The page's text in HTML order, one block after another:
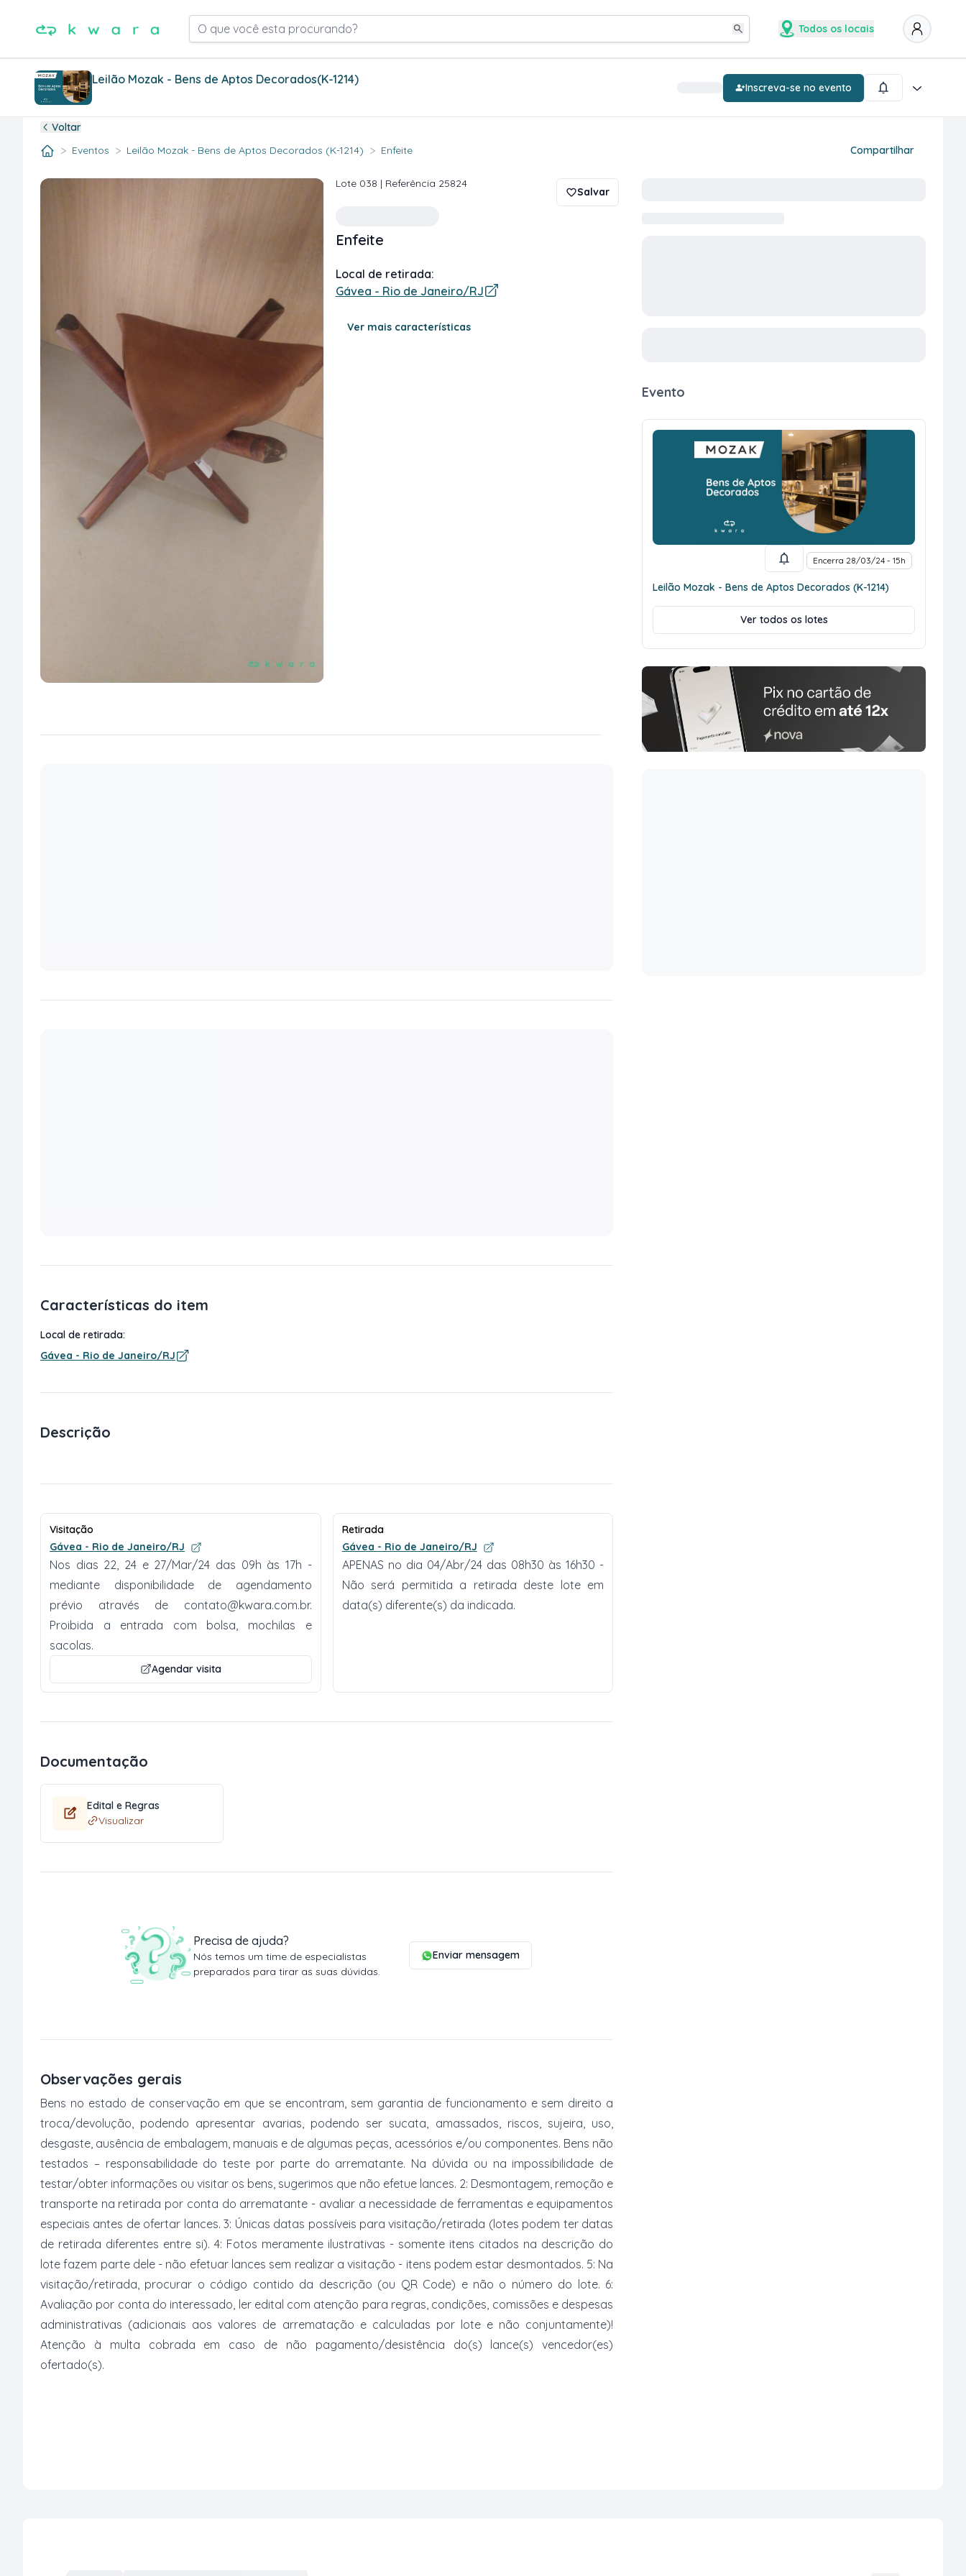
O que você esta procurando? Todos os locais
Leilão Mozak - Bens de Aptos Decorados(K-1214)
Inscreva-se no evento
Voltar
> Eventos > Leilão Mozak - Bens de Aptos Decorados (K-1214) > Enfeite Compartilhar
Lote 038 | Referência 25824
Salvar
Enfeite
Local de retirada:
Gávea - Rio de Janeiro/RJ
Ver mais características
Evento
Encerra 28/03/24 - 15h
Leilão Mozak - Bens de Aptos Decorados (K-1214)
Ver todos os lotes
Características do item
Local de retirada:
Gávea - Rio de Janeiro/RJ
Descrição
Visitação
Gávea - Rio de Janeiro/RJ
Nos dias 22, 24 e 27/Mar/24 das 09h às 17h -
mediante disponibilidade de agendamento
prévio através de contato@kwara.com.br.
Proibida a entrada com bolsa, mochilas e
sacolas.
Agendar visita
Retirada
Gávea - Rio de Janeiro/RJ
APENAS no dia 04/Abr/24 das 08h30 às 16h30 -
Não será permitida a retirada deste lote em
data(s) diferente(s) da indicada.
Documentação
Edital e Regras
Visualizar
Precisa de ajuda?
Nós temos um time de especialistas
preparados para tirar as suas dúvidas.
Enviar mensagem
Observações gerais
Bens no estado de conservação em que se encontram, sem garantia de funcionamento e sem direito a
troca/devolução, podendo apresentar avarias, podendo ser sucata, amassados, riscos, sujeira, uso,
desgaste, ausência de embalagem, manuais e de algumas peças, acessórios e/ou componentes. Bens não
testados – responsabilidade do teste por parte do arrematante. Na dúvida ou na impossibilidade de
testar/obter informações ou visitar os bens, sugerimos que não efetue lances. 2: Desmontagem, remoção e
transporte na retirada por conta do arrematante - avaliar a necessidade de ferramentas e equipamentos
especiais antes de ofertar lances. 3: Únicas datas possíveis para visitação/retirada (lotes podem ter datas
de retirada diferentes entre si). 4: Fotos meramente ilustrativas - somente itens citados na descrição do
lote fazem parte dele - não efetuar lances sem realizar a visitação - itens podem estar desmontados. 5: Na
visitação/retirada, procurar o código contido da descrição (ou QR Code) e não o número do lote. 6:
Avaliação por conta do interessado, ler edital com atenção para regras, condições, comissões e despesas
administrativas (adicionais aos valores de arrematação e calculadas por lote e não conjuntamente)!
Atenção à multa cobrada em caso de não pagamento/desistência do(s) lance(s) vencedor(es)
ofertado(s).